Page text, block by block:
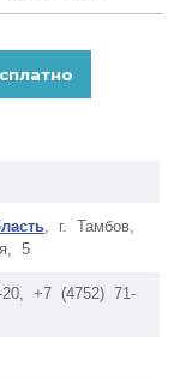
, г. Тамбов,
5
+7 (4752) 71-